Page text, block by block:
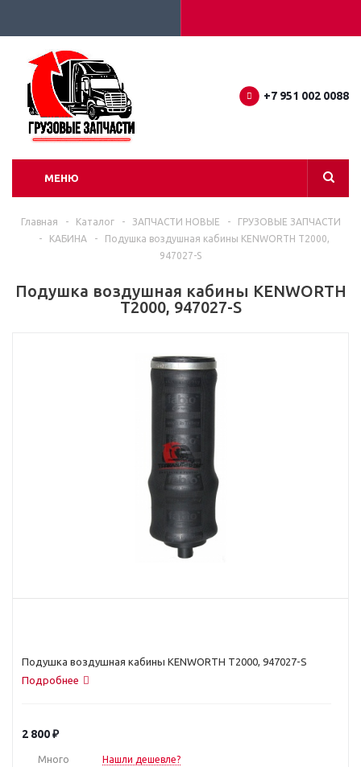
+7 951 002 0088
МЕНЮ
Главная - Каталог - ЗАПЧАСТИ НОВЫЕ -
ГРУЗОВЫЕ ЗАПЧАСТИ
-
КАБИНА -
Подушка воздушная кабины KENWORTH T2000,
947027-S
Подушка воздушная кабины KENWORTH
T2000, 947027-S
Подушка воздушная кабины KENWORTH T2000, 947027-S
Подробнее
2 800₽
Много Нашли дешевле?